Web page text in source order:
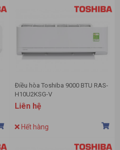
Điều hòa Toshiba 9000 BTU RAS-
H10U2KSG-V
Liên hệ
Hết hàng